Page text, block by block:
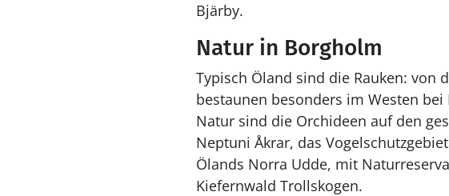
Bjärby.
Natur in Borgholm
Typisch Öland sind die Rauken: von
bestaunen besonders im Westen
Natur sind die Orchideen auf den
Neptuni Åkrar, das
Ölands Norra Udde, mit
Kiefernwald Trollskogen.